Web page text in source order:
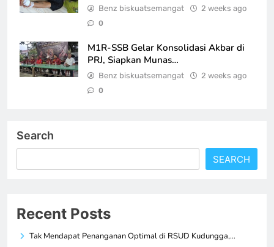
Benz biskuatsemangat 2 weeks ago
0
M1R-SSB Gelar Konsolidasi Akbar di
PRJ, Siapkan Munas…
Benz biskuatsemangat 2 weeks ago
0
Search
SEARCH
Recent Posts
Tak Mendapat Penanganan Optimal di RSUD Kudungga,…